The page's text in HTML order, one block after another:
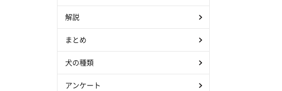
解説
まとめ
犬の種類
アンケート